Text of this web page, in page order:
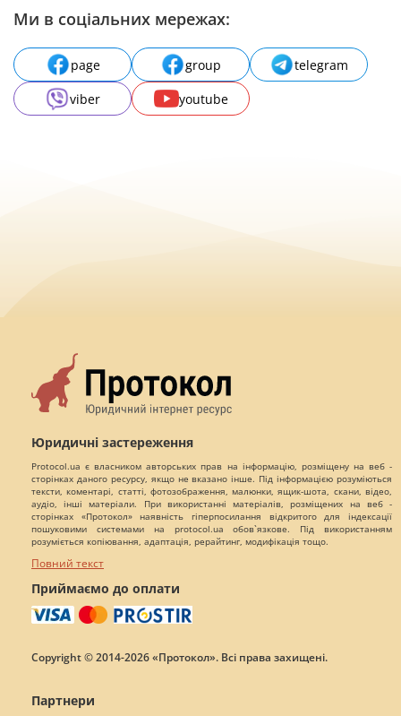
Ми в соціальних мережах:
page group
telegram
viber
youtube
Юридичні застереження
Protocol.ua є власником авторських прав на інформацію, розміщену на веб -
сторінках даного ресурсу, якщо не вказано інше. Під інформацією розуміються
тексти, коментарі, статті, фотозображення, малюнки, ящик-шота, скани, відео,
аудіо, інші матеріали. При використанні матеріалів, розміщених на веб -
сторінках «Протокол» наявність гіперпосилання відкритого для індексації
пошуковими системами на protocol.ua обов`язкове. Під використанням
розуміється копіювання, адаптація, рерайтинг, модифікація тощо.
Повний текст
Приймаємо до оплати
Copyright © 2014-2026 «Протокол». Всі права захищені.
Партнери